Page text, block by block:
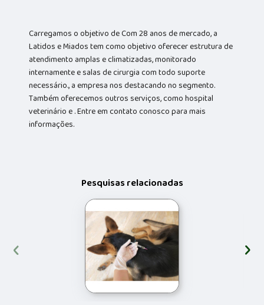
Carregamos o objetivo de Com 28 anos de mercado, a
Latidos e Miados tem como objetivo oferecer estrutura de
atendimento amplas e climatizadas, monitorado
internamente e salas de cirurgia com todo suporte
necessário., a empresa nos destacando no segmento.
Também oferecemos outros serviços, como hospital
veterinário e . Entre em contato conosco para mais
informações.
Pesquisas relacionadas
‹ ›